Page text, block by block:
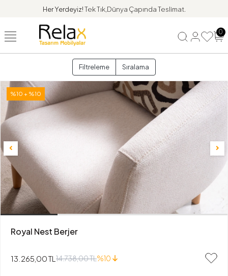
Her Yerdeyiz!Tek Tık,Dünya Çapında Teslimat.
0
Filtreleme Sıralama
%10 + %10
Royal Nest Berjer
13.265,00 TL 14.738,00 TL%10